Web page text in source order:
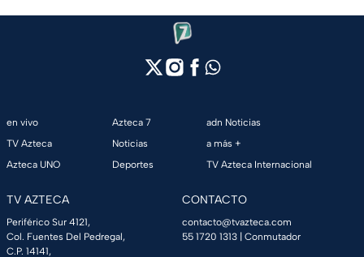
en vivo
TV Azteca
Azteca UNO
Azteca 7
Noticias
Deportes
adn Noticias
a más +
TV Azteca Internacional
TV AZTECA
Periférico Sur 4121,
Col. Fuentes Del Pedregal,
C.P. 14141,
CONTACTO
contacto@tvazteca.com
55 1720 1313 | Conmutador